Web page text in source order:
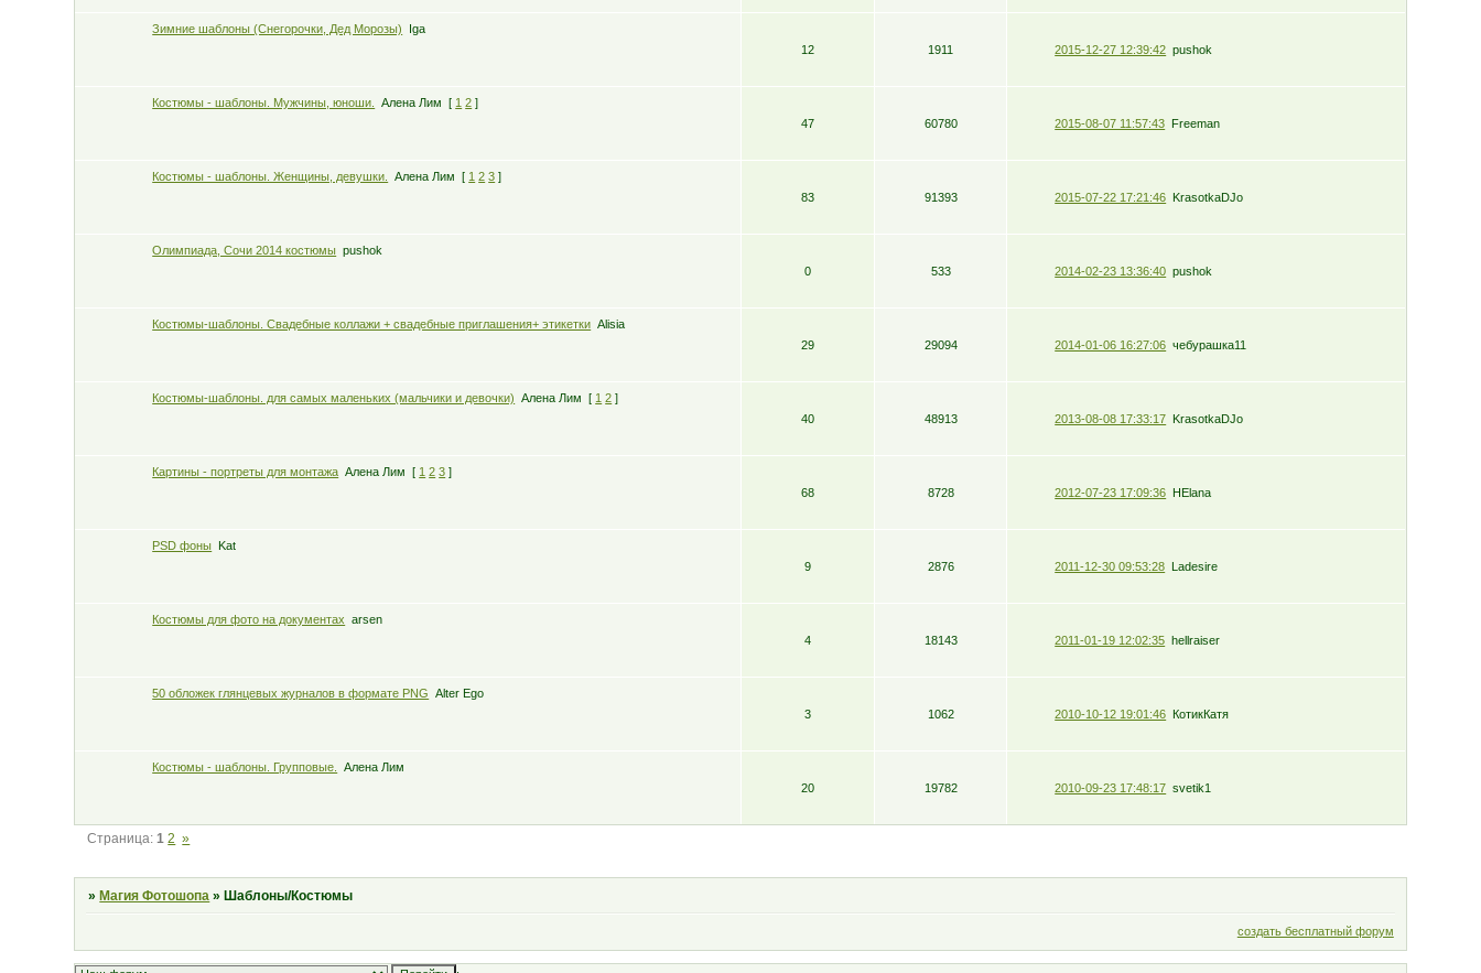
Зимние шаблоны (Снегорочки, Дед Морозы)
Iga
12
1911 2015-12-27 12:39:42 pushok
Костюмы - шаблоны. Мужчины, юноши. Алена Лим [ 1 2 ]
47
60780 2015-08-07 11:57:43 Freeman
Костюмы - шаблоны. Женщины, девушки. Алена Лим [ 1 2 3 ]
83
91393 2015-07-22 17:21:46 KrasotkaDJo
Олимпиада, Сочи 2014 костюмы pushok
0
533 2014-02-23 13:36:40 pushok
Костюмы-шаблоны. Свадебные коллажи + свадебные приглашения+ этикетки Alisia
29
29094 2014-01-06 16:27:06 чебурашка11
Костюмы-шаблоны. для самых маленьких (мальчики и девочки) Алена Лим [ 1 2 ]
40
48913 2013-08-08 17:33:17 KrasotkaDJo
Картины - портреты для монтажа Алена Лим [ 1 2 3 ]
68
8728 2012-07-23 17:09:36 HElana
PSD фоны Kat
9
2876 2011-12-30 09:53:28 Ladesire
Костюмы для фото на документах
arsen
4
18143 2011-01-19 12:02:35 hellraiser
50 обложек глянцевых журналов в формате PNG
Alter Ego
3
1062 2010-10-12 19:01:46 КотикКатя
Костюмы - шаблоны. Групповые.
Алена Лим
20
19782 2010-09-23 17:48:17 svetik1
Страница: 1 2 »
» Магия Фотошопа » Шаблоны/Костюмы
создать бесплатный форум